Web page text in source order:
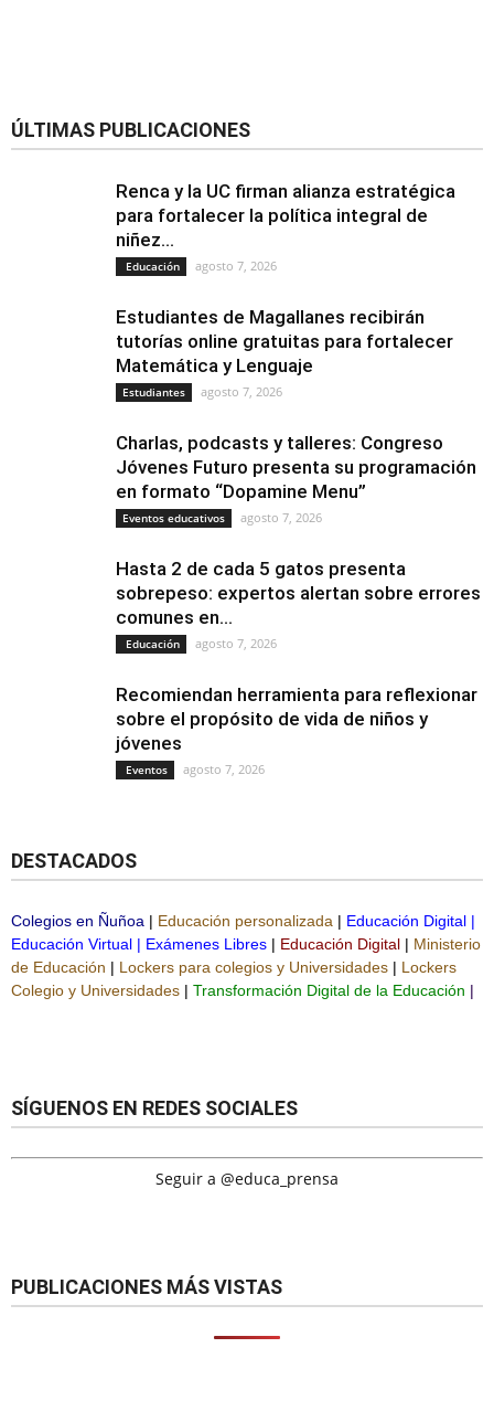
ÚLTIMAS PUBLICACIONES
Renca y la UC firman alianza estratégica
para fortalecer la política integral de
niñez...
Educación agosto 7, 2026
Estudiantes de Magallanes recibirán
tutorías online gratuitas para fortalecer
Matemática y Lenguaje
Estudiantes agosto 7, 2026
Charlas, podcasts y talleres: Congreso
Jóvenes Futuro presenta su programación
en formato “Dopamine Menu”
Eventos educativos agosto 7, 2026
Hasta 2 de cada 5 gatos presenta
sobrepeso: expertos alertan sobre errores
comunes en...
Educación agosto 7, 2026
Recomiendan herramienta para reflexionar
sobre el propósito de vida de niños y
jóvenes
Eventos agosto 7, 2026
DESTACADOS
Colegios en Ñuñoa | Educación personalizada | Educación Digital |
Educación Virtual | Exámenes Libres | Educación Digital | Ministerio
de Educación | Lockers para colegios y Universidades | Lockers
Colegio y Universidades | Transformación Digital de la Educación |
SÍGUENOS EN REDES SOCIALES
Seguir a @educa_prensa
PUBLICACIONES MÁS VISTAS